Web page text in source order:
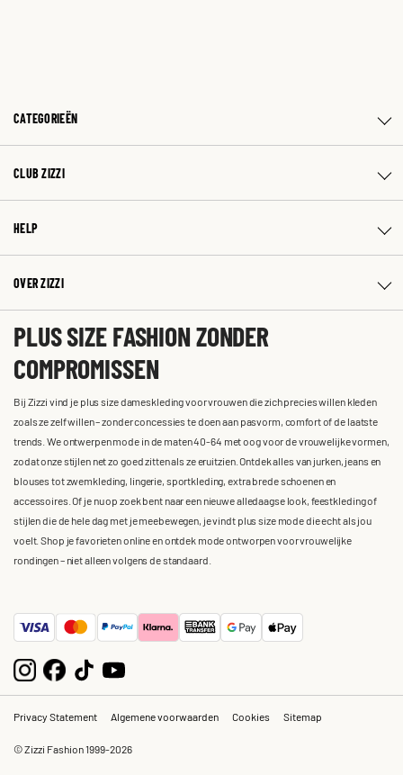
CATEGORIEËN
CLUB ZIZZI
HELP
OVER ZIZZI
PLUS SIZE FASHION ZONDER
COMPROMISSEN
Bij Zizzi vind je plus size dameskleding voor vrouwen die zich precies willen kleden
zoals ze zelf willen – zonder concessies te doen aan pasvorm, comfort of de laatste
trends. We ontwerpen mode in de maten 40-64 met oog voor de vrouwelijke vormen,
zodat onze stijlen net zo goed zitten als ze eruitzien. Ontdek alles van jurken, jeans en
blouses tot zwemkleding, lingerie, sportkleding, extra brede schoenen en
accessoires. Of je nu op zoek bent naar een nieuwe alledaagse look, feestkleding of
stijlen die de hele dag met je meebewegen, je vindt plus size mode die echt als jou
voelt. Shop je favorieten online en ontdek mode ontworpen voor vrouwelijke
rondingen – niet alleen volgens de standaard.
Privacy Statement Algemene voorwaarden Cookies Sitemap
© Zizzi Fashion 1999-2026